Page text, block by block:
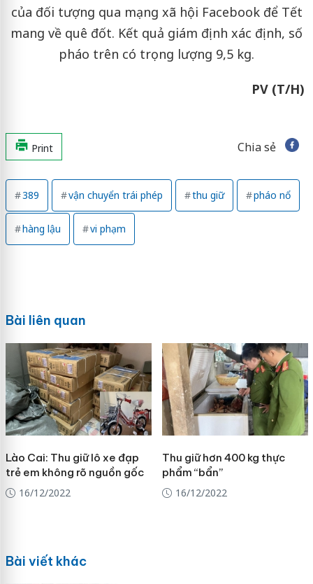
của đối tượng qua mạng xã hội Facebook để Tết
mang về quê đốt. Kết quả giám định xác định, số
pháo trên có trọng lượng 9,5 kg.
PV (T/H)
Print Chia sẻ
389 vận chuyển trái phép thu giữ pháo nổ
hàng lậu vi phạm
Bài liên quan
Lào Cai: Thu giữ lô xe đạp
trẻ em không rõ nguồn gốc
16/12/2022
Thu giữ hơn 400 kg thực
phẩm “bẩn”
16/12/2022
Bài viết khác